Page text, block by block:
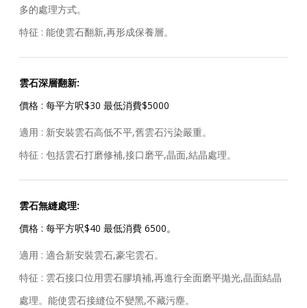
多的處理方式。
特征 : 能使雲石翻新,再形成保養層。
雲石深層翻新:
價格 : 每平方呎$30 最低消費$5000
適用 : 新安裝雲石高低不平,舊雲石污染嚴重。
特征 : 包括雲石打磨修補,接口磨平,晶面,結晶處理。
雲石無縫處理:
價格 : 每平方呎$40 最低消費 6500。
適用 : 適合新安裝雲石,豪宅雲石。
特征 : 雲石接口位用雲石膠填補,再進行全面磨平拋光,晶面結晶
處理。能使雲石接縫位不變黑,不藏污塵。